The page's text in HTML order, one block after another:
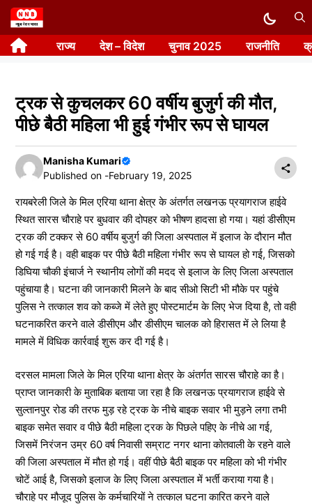
Skip
to
content राज्य देश – विदेश चुनाव 2025 राजनीति
ट्रक से कुचलकर 60 वर्षीय बुजुर्ग की मौत,
पीछे बैठी महिला भी हुई गंभीर रूप से घायल
Manisha Kumari
Published on -February 19, 2025
रायबरेली जिले के मिल एरिया थाना क्षेत्र के अंतर्गत लखनऊ प्रयागराज हाईवे
स्थित सारस चौराहे पर बुधवार की दोपहर को भीषण हादसा हो गया। यहां डीसीएम
ट्रक की टक्कर से 60 वर्षीय बुजुर्ग की जिला अस्पताल में इलाज के दौरान मौत
हो गई गई है। वही बाइक पर पीछे बैठी महिला गंभीर रूप से घायल हो गई, जिसको
डिघिया चौकी इंचार्ज ने स्थानीय लोगों की मदद से इलाज के लिए जिला अस्पताल
पहुंचाया है। घटना की जानकारी मिलने के बाद सीओ सिटी भी मौके पर पहुंचे
पुलिस ने तत्काल शव को कब्जे में लेते हुए पोस्टमार्टम के लिए भेज दिया है, तो वही
घटनाकरित करने वाले डीसीएम और डीसीएम चालक को हिरासत में ले लिया है
मामले में विधिक कार्रवाई शुरू कर दी गई है।
दरसल मामला जिले के मिल एरिया थाना क्षेत्र के अंतर्गत सारस चौराहे का है।
प्राप्त जानकारी के मुताबिक बताया जा रहा है कि लखनऊ प्रयागराज हाईवे से
सुल्तानपुर रोड की तरफ मुड़ रहे ट्रक के नीचे बाइक सवार भी मुड़ने लगा तभी
बाइक समेत सवार व पीछे बैठी महिला ट्रक के पिछले पहिए के नीचे आ गई,
जिसमें निरंजन उम्र 60 वर्ष निवासी सम्राट नगर थाना कोतवाली के रहने वाले
की जिला अस्पताल में मौत हो गई। वहीं पीछे बैठी बाइक पर महिला को भी गंभीर
चोटें आई है, जिसको इलाज के लिए जिला अस्पताल में भर्ती कराया गया है।
चौराहे पर मौजूद पुलिस के कर्मचारियों ने तत्काल घटना कारित करने वाले